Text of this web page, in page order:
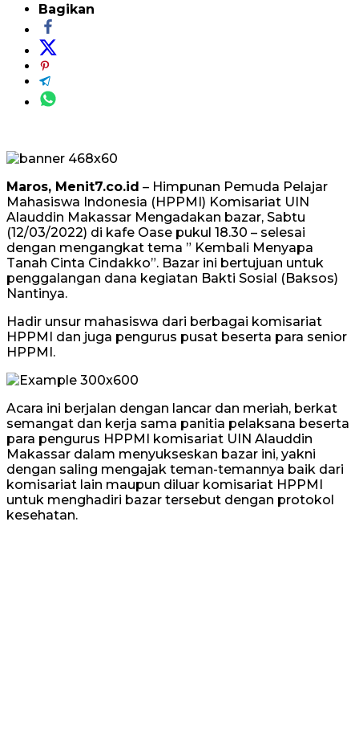
Bagikan
Maros, Menit7.co.id – Himpunan Pemuda Pelajar
Mahasiswa Indonesia (HPPMI) Komisariat UIN
Alauddin Makassar Mengadakan bazar, Sabtu
(12/03/2022) di kafe Oase pukul 18.30 – selesai
dengan mengangkat tema ” Kembali Menyapa
Tanah Cinta Cindakko”. Bazar ini bertujuan untuk
penggalangan dana kegiatan Bakti Sosial (Baksos)
Nantinya.
Hadir unsur mahasiswa dari berbagai komisariat
HPPMI dan juga pengurus pusat beserta para senior
HPPMI.
Acara ini berjalan dengan lancar dan meriah, berkat
semangat dan kerja sama panitia pelaksana beserta
para pengurus HPPMI komisariat UIN Alauddin
Makassar dalam menyukseskan bazar ini, yakni
dengan saling mengajak teman-temannya baik dari
komisariat lain maupun diluar komisariat HPPMI
untuk menghadiri bazar tersebut dengan protokol
kesehatan.